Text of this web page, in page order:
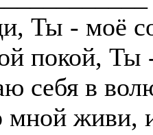
Ты - моё
покой, Ты
себя в
мной живи,